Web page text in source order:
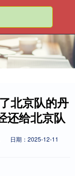
北京队的丹
还给北京队
日期：2025-12-11